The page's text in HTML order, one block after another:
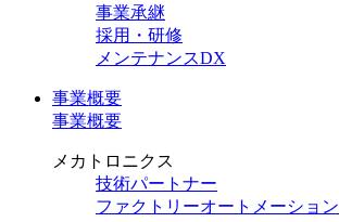
事業承継
採用・研修
メンテナンスDX
事業概要
事業概要
メカトロニクス
技術パートナー
ファクトリーオートメーション